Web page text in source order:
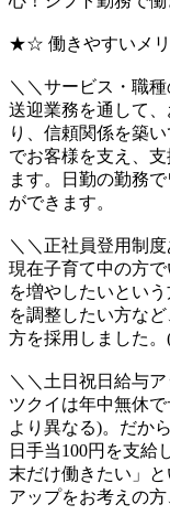
★☆ 働きやすいメ
＼＼サービス・職
送迎業務を通して
り、信頼関係を築
でお客様を支え、
ます。日勤の勤務
ができます。
＼＼正社員登用制
現在子育て中の方
を増やしたいとい
を調整したい方な
方を採用しました。
＼＼土日祝日給与
ツクイは年中無休
より異なる)。だか
日手当100円を支給
末だけ働きたい」
アップをお考えの